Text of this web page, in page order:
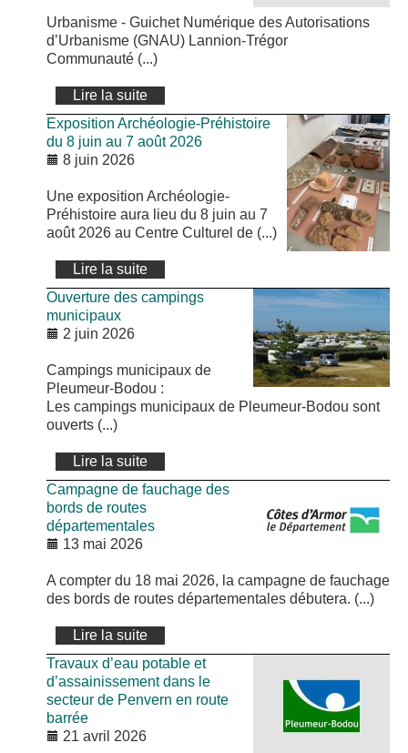
Urbanisme - Guichet Numérique des Autorisations
d’Urbanisme (GNAU) Lannion-Trégor
Communauté (...)
Lire la suite
Exposition Archéologie-Préhistoire
du 8 juin au 7 août 2026
8 juin 2026
Une exposition Archéologie-
Préhistoire aura lieu du 8 juin au 7
août 2026 au Centre Culturel de (...)
Lire la suite
Ouverture des campings
municipaux
2 juin 2026
Campings municipaux de
Pleumeur-Bodou :
Les campings municipaux de Pleumeur-Bodou sont
ouverts (...)
Lire la suite
Campagne de fauchage des
bords de routes
départementales
13 mai 2026
A compter du 18 mai 2026, la campagne de fauchage
des bords de routes départementales débutera. (...)
Lire la suite
Travaux d’eau potable et
d’assainissement dans le
secteur de Penvern en route
barrée
21 avril 2026